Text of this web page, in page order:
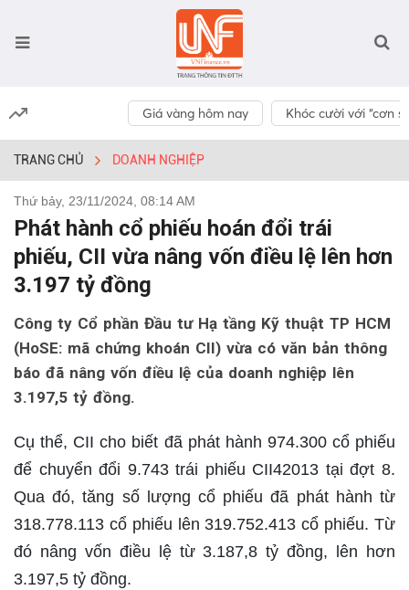
Giá vàng hôm nay Khóc cười với “cơn
TRANG CHỦ DOANH NGHIỆP
Thứ bảy, 23/11/2024, 08:14 AM
Phát hành cổ phiếu hoán đổi trái
phiếu, CII vừa nâng vốn điều lệ lên hơn
3.197 tỷ đồng
Công ty Cổ phần Đầu tư Hạ tầng Kỹ thuật TP HCM
(HoSE: mã chứng khoán CII) vừa có văn bản thông
báo đã nâng vốn điều lệ của doanh nghiệp lên
3.197,5 tỷ đồng.
Cụ thể, CII cho biết đã phát hành 974.300 cổ phiếu
để chuyển đổi 9.743 trái phiếu CII42013 tại đợt 8.
Qua đó, tăng số lượng cổ phiếu đã phát hành từ
318.778.113 cổ phiếu lên 319.752.413 cổ phiếu. Từ
đó nâng vốn điều lệ từ 3.187,8 tỷ đồng, lên hơn
3.197,5 tỷ đồng.